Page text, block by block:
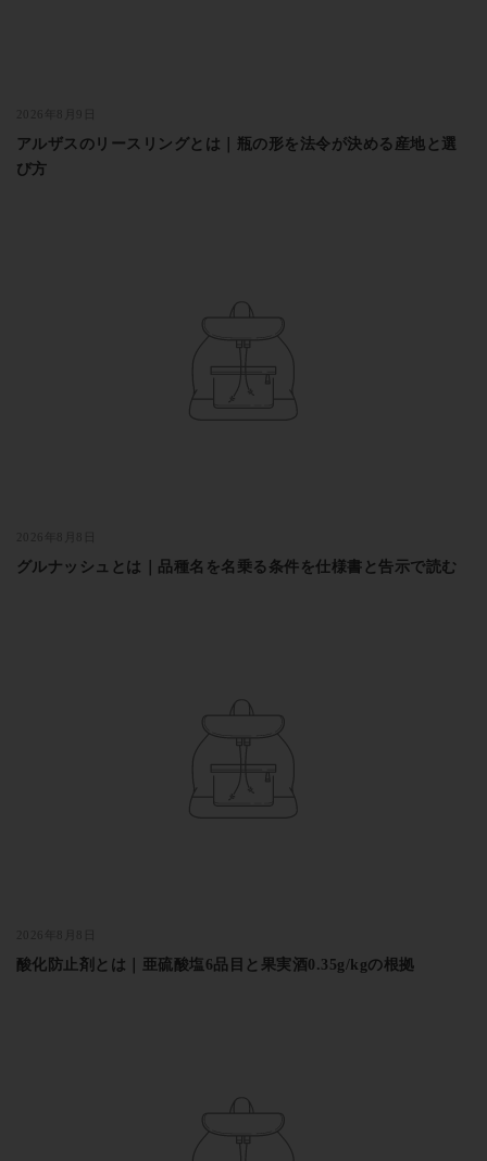
アルザスのリースリングとは｜瓶の形を法令が決める産地と選
び方
グルナッシュとは｜品種名を名乗る条件を仕様書と告示で読む
酸化防止剤とは｜亜硫酸塩6品目と果実酒0.35g/kgの根拠